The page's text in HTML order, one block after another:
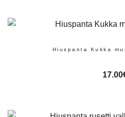
Hiuspanta Kukka
17.00